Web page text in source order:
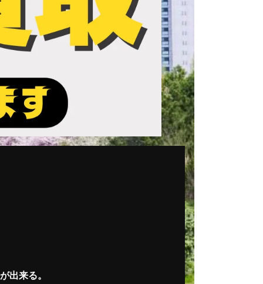
出来る。